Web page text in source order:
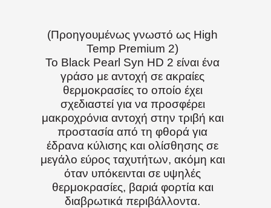
(Προηγουμένως γνωστό ως High
Temp Premium 2)
Το Black Pearl Syn HD 2 είναι ένα
γράσο με αντοχή σε ακραίες
θερμοκρασίες το οποίο έχει
σχεδιαστεί για να προσφέρει
μακροχρόνια αντοχή στην τριβή και
προστασία από τη φθορά για
έδρανα κύλισης και ολίσθησης σε
μεγάλο εύρος ταχυτήτων, ακόμη και
όταν υπόκεινται σε υψηλές
θερμοκρασίες, βαριά φορτία και
διαβρωτικά περιβάλλοντα.